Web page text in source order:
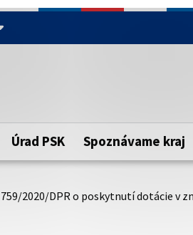
kraja.
Táto stránka
zabezpečenú
https:// pred
Úrad PSK Spoznávame kraj
759/2020/DPR o poskytnutí dotácie v